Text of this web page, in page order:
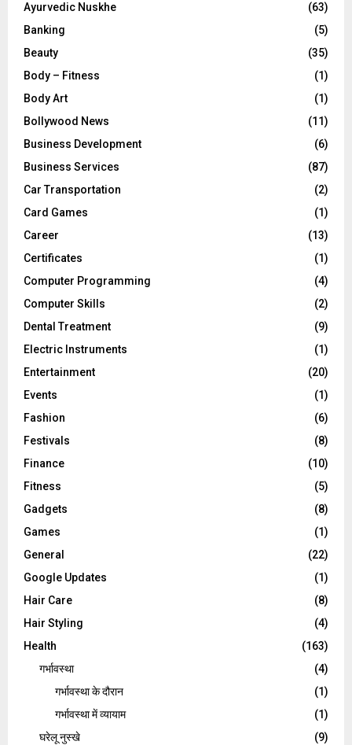
Ayurvedic Nuskhe
(63)
Banking
(5)
Beauty
(35)
Body – Fitness
(1)
Body Art
(1)
Bollywood News
(11)
Business Development
(6)
Business Services
(87)
Car Transportation
(2)
Card Games
(1)
Career
(13)
Certificates
(1)
Computer Programming
(4)
Computer Skills
(2)
Dental Treatment
(9)
Electric Instruments
(1)
Entertainment
(20)
Events
(1)
Fashion
(6)
Festivals
(8)
Finance
(10)
Fitness
(5)
Gadgets
(8)
Games
(1)
General
(22)
Google Updates
(1)
Hair Care
(8)
Hair Styling
(4)
Health
(163)
गर्भावस्था
(4)
गर्भावस्‍था के दौरान
(1)
गर्भावस्था में व्यायाम
(1)
घरेलू नुस्‍खे
(9)